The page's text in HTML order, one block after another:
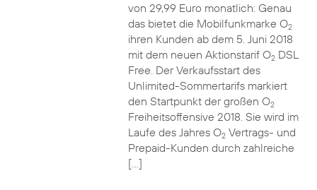
von 29,99 Euro monatlich: Genau
das bietet die Mobilfunkmarke O2
ihren Kunden ab dem 5. Juni 2018
mit dem neuen Aktionstarif O2DSL
Free. Der Verkaufsstart des
Unlimited-Sommertarifs markiert
den Startpunkt der großen O2
Freiheitsoffensive 2018. Sie wird im
Laufe des Jahres O2Vertrags- und
Prepaid-Kunden durch zahlreiche
[…]